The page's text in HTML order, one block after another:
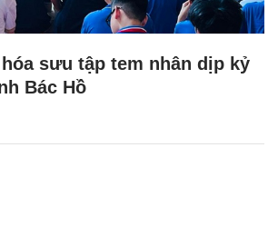
sưu tập tem nhân dịp kỷ
Bác Hồ